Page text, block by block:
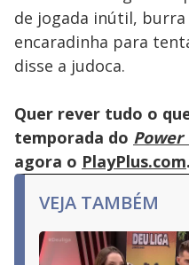
de jogada inútil,
encaradinha para
disse a judoca.
Quer rever tudo o
temporada do Power
agora o PlayPlus.com.
VEJA TAMBÉM